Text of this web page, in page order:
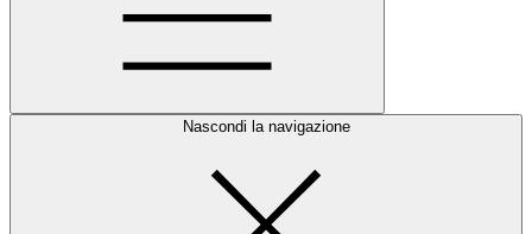
Nascondi la navigazione